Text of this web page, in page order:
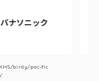
ニック
KHS/birdy/pacific